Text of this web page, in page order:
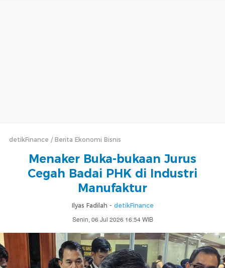
detikFinance Berita Ekonomi Bisnis
Menaker Buka-bukaan Jurus
Cegah Badai PHK di Industri
Manufaktur
Ilyas Fadilah - detikFinance
Senin, 06 Jul 2026 16:54 WIB